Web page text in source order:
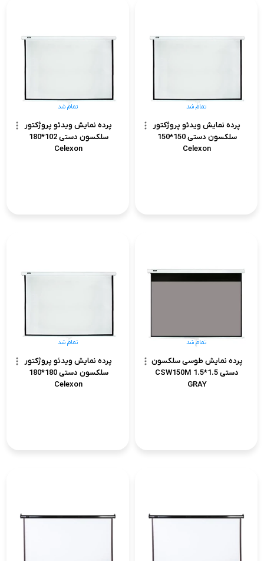
پرده نمایش ویدئو پروژکتور
سلکسون دستی 150*150
Celexon
تمام شد
پرده نمایش ویدئو پروژکتور
سلکسون دستی 102*180
Celexon
تمام شد
پرده نمایش طوسی سلکسون
دستی 1.5*1.5 CSW150M
GRAY
تمام شد
پرده نمایش ویدئو پروژکتور
سلکسون دستی 180*180
Celexon
تمام شد